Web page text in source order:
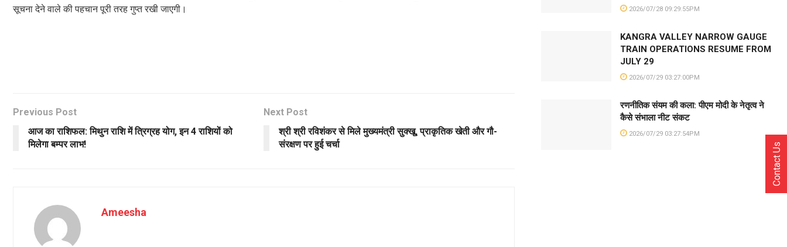
सूचना देने वाले की पहचान पूरी तरह गुप्त रखी जाएगी।
Previous Post
आज का राशिफल: मिथुन राशि में त्रिग्रह योग, इन 4 राशियों को
मिलेगा बम्पर लाभ!
Next Post
श्री श्री रविशंकर से मिले मुख्यमंत्री सुक्खू, प्राकृतिक खेती और गौ-
संरक्षण पर हुई चर्चा
Ameesha
2026/07/28 09:29:55PM
KANGRA VALLEY NARROW GAUGE
TRAIN OPERATIONS RESUME FROM
JULY 29
2026/07/29 03:27:00PM
रणनीतिक संयम की कला: पीएम मोदी के नेतृत्व ने
कैसे संभाला नीट संकट
2026/07/29 03:27:54PM
Contact Us